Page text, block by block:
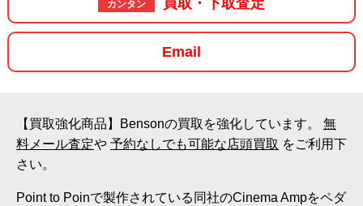
カンタン 買取・下取査定
Email
【買取強化商品】Bensonの買取を強化しています。 無
料メール査定や 予約なしでも可能な店頭買取 をご利用下
さい。
Point to Poinで製作されている同社のCinema Ampをペダ